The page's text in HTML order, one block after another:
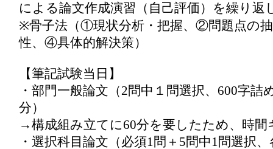
による論文作成演習（自己評価）を繰り返
※骨子法（①現状分析・把握、②問題点の
性、④具体的解決策）
【筆記試験当日】
・部門一般論文（2問中１問選択、600字詰
分）
→構成組み立てに60分を要したため、時間
・選択科目論文（必須1問＋5問中1問選択